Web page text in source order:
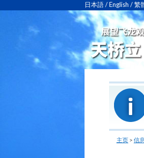
日本語/English /繁
主页 > 信